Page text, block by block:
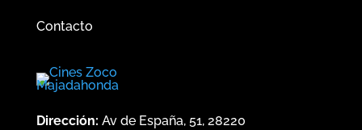
Contacto
Dirección: Av de España, 51, 28220